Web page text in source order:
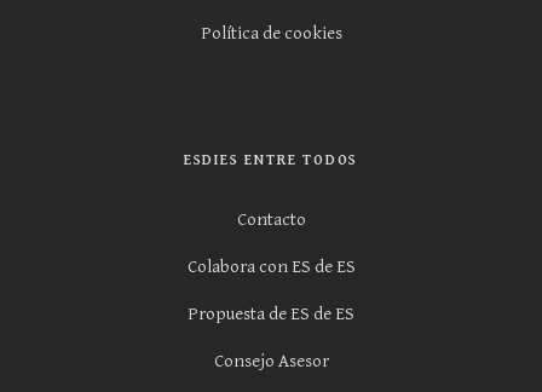
Política de cookies
ESDIES ENTRE TODOS
Contacto
Colabora con ES de ES
Propuesta de ES de ES
Consejo Asesor